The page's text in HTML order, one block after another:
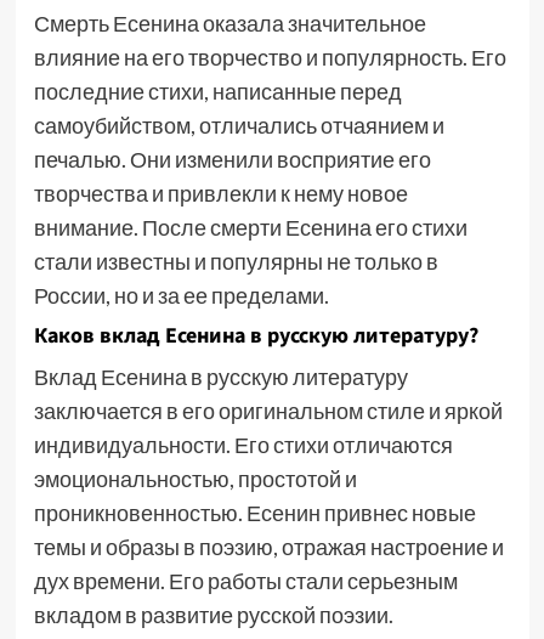
Смерть Есенина оказала значительное
влияние на его творчество и популярность. Его
последние стихи, написанные перед
самоубийством, отличались отчаянием и
печалью. Они изменили восприятие его
творчества и привлекли к нему новое
внимание. После смерти Есенина его стихи
стали известны и популярны не только в
России, но и за ее пределами.
Каков вклад Есенина в русскую литературу?
Вклад Есенина в русскую литературу
заключается в его оригинальном стиле и яркой
индивидуальности. Его стихи отличаются
эмоциональностью, простотой и
проникновенностью. Есенин привнес новые
темы и образы в поэзию, отражая настроение и
дух времени. Его работы стали серьезным
вкладом в развитие русской поэзии.